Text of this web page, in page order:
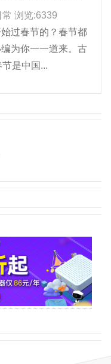
浏览:6339
过春节的？春节都
为你一一道来。古
是中国...